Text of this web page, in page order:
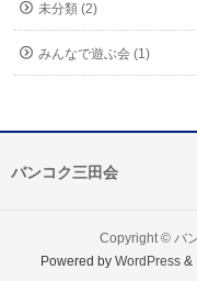
未分類 (2)
みんなで遊ぶ会 (1)
バンコク三田会
Copyright © バ
Powered byWordPress &